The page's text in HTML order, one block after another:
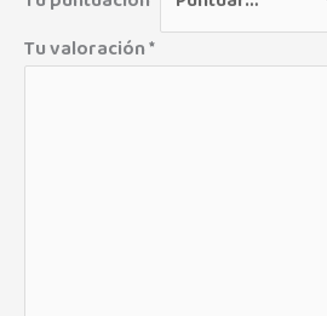
Tu valoración*